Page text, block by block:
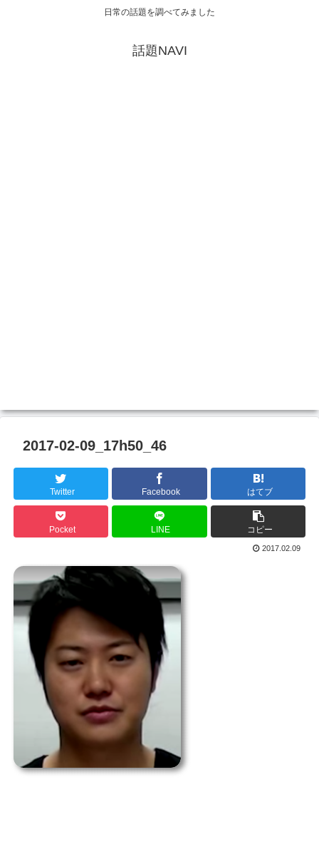
日常の話題を調べてみました
話題NAVI
2017-02-09_17h50_46
Twitter Facebook はてブ
Pocket LINE コピー
2017.02.09